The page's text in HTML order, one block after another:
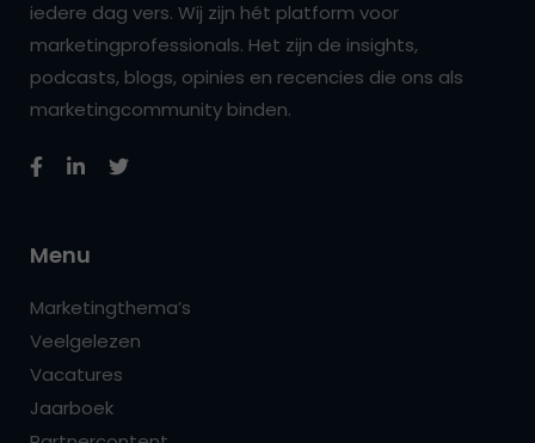
iedere dag vers. Wij zijn hét platform voor
marketingprofessionals. Het zijn de insights,
podcasts, blogs, opinies en recencies die ons als
marketingcommunity binden.
Menu
Marketingthema’s
Veelgelezen
Vacatures
Jaarboek